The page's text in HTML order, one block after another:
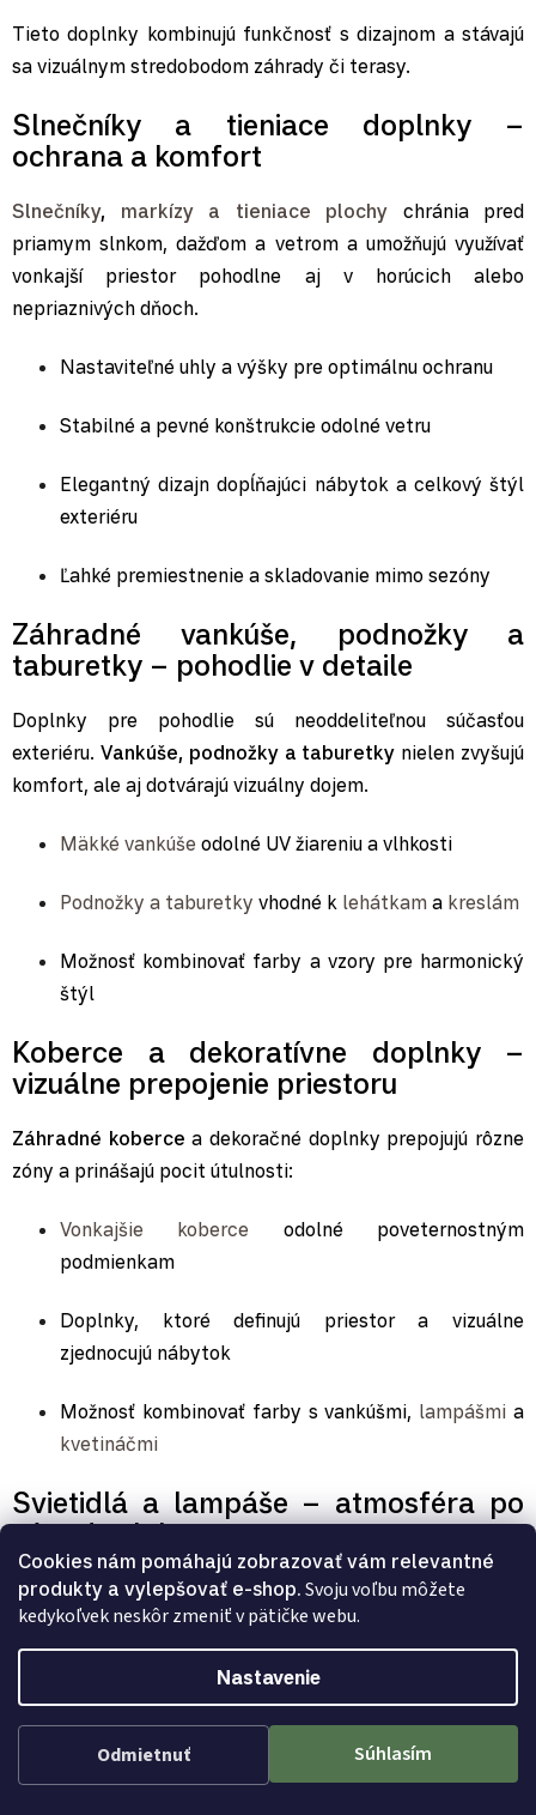
Cookies nám pomáhajú zobrazovať vám relevantné
produkty a vylepšovať e-shop. Svoju voľbu môžete
kedykoľvek neskôr zmeniť v pätičke webu.
Nastavenie
Odmietnuť Súhlasím
Tieto doplnky kombinujú funkčnosť s dizajnom a stávajú
sa vizuálnym stredobodom záhrady či terasy.
Slnečníky a tieniace doplnky –
ochrana a komfort
Slnečníky, markízy a tieniace plochy chránia pred
priamym slnkom, dažďom a vetrom a umožňujú využívať
vonkajší priestor pohodlne aj v horúcich alebo
nepriaznivých dňoch.
Nastaviteľné uhly a výšky pre optimálnu ochranu
Stabilné a pevné konštrukcie odolné vetru
Elegantný dizajn dopĺňajúci nábytok a celkový štýl
exteriéru
Ľahké premiestnenie a skladovanie mimo sezóny
Záhradné vankúše, podnožky a
taburetky – pohodlie v detaile
Doplnky pre pohodlie sú neoddeliteľnou súčasťou
exteriéru. Vankúše, podnožky a taburetky nielen zvyšujú
komfort, ale aj dotvárajú vizuálny dojem.
Mäkké vankúše odolné UV žiareniu a vlhkosti
Podnožky a taburetky vhodné k lehátkam a kreslám
Možnosť kombinovať farby a vzory pre harmonický
štýl
Koberce a dekoratívne doplnky –
vizuálne prepojenie priestoru
Záhradné koberce a dekoračné doplnky prepojujú rôzne
zóny a prinášajú pocit útulnosti:
Vonkajšie koberce odolné poveternostným
podmienkam
Doplnky, ktoré definujú priestor a vizuálne
zjednocujú nábytok
Možnosť kombinovať farby s vankúšmi, lampášmi a
kvetináčmi
Svietidlá a lampáše – atmosféra po
západe slnka
Osvetlenie je neoddeliteľnou súčasťou záhradného
stylingu.Svietidlá, lampáše a LED svetlá
využívať exteriér aj večer:
Solárne aj elektrické lampy